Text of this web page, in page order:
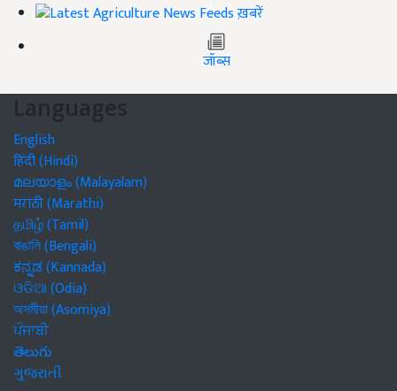
ख़बरें
जॉब्स
Languages
English
हिंदी (Hindi)
മലയാളം (Malayalam)
मराठी (Marathi)
தமிழ் (Tamil)
বাঙালি (Bengali)
ಕನ್ನಡ (Kannada)
ଓଡିଆ (Odia)
অসমীয়া (Asomiya)
ਪੰਜਾਬੀ
తెలుగు
ગુજરાતી